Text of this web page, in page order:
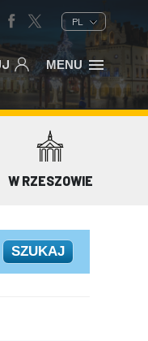
PL
MENU
W RZESZOWIE